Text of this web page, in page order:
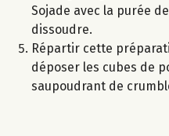
Sojade avec la purée
dissoudre.
Répartir cette
déposer les cubes de
saupoudrant de